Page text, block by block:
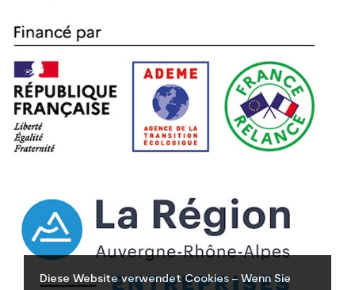
Diese Website verwendet Cookies – Wenn Sie